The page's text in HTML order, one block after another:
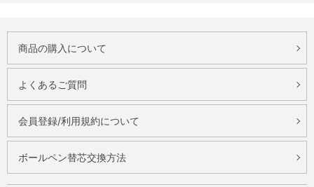
商品の購入について
よくあるご質問
会員登録/利用規約について
ボールペン替芯交換方法